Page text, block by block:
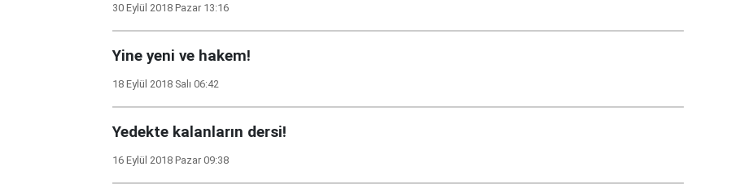
30 Eylül 2018 Pazar 13:16
Yine yeni ve hakem!
18 Eylül 2018 Salı 06:42
Yedekte kalanların dersi!
16 Eylül 2018 Pazar 09:38